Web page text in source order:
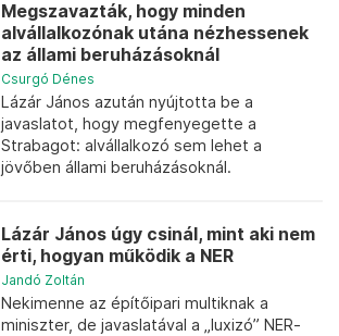
Megszavazták, hogy minden
alvállalkozónak utána nézhessenek
az állami beruházásoknál
Csurgó Dénes
Lázár János azután nyújtotta be a
javaslatot, hogy megfenyegette a
Strabagot: alvállalkozó sem lehet a
jövőben állami beruházásoknál.
Lázár János úgy csinál, mint aki nem
érti, hogyan működik a NER
Jandó Zoltán
Nekimenne az építőipari multiknak a
miniszter, de javaslatával a „luxizó” NER-